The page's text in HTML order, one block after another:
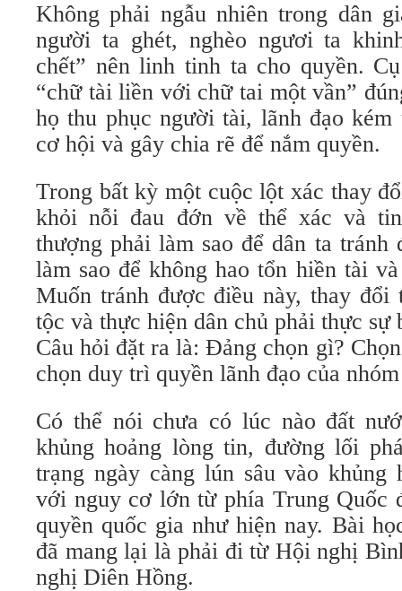
Không phải ngẫu nhiên trong dân
người ta ghét, nghèo ngươi ta
chết” nên linh tinh ta cho quyền.
“chữ tài liền với chữ tai một vần”
họ thu phục người tài, lãnh đạo
cơ hội và gây chia rẽ để nắm quyền.
Trong bất kỳ một cuộc lột xác thay
khỏi nỗi đau đớn về thể xác và
thượng phải làm sao để dân ta tránh
làm sao để không hao tổn hiền tài
Muốn tránh được điều này, thay đổi
tộc và thực hiện dân chủ phải thực
Câu hỏi đặt ra là: Đảng chọn gì?
chọn duy trì quyền lãnh đạo của
Có thể nói chưa có lúc nào đất
khủng hoảng lòng tin, đường lối
trạng ngày càng lún sâu vào khủng
với nguy cơ lớn từ phía Trung Quốc
quyền quốc gia như hiện nay. Bài
đã mang lại là phải đi từ Hội nghị
nghị Diên Hồng.